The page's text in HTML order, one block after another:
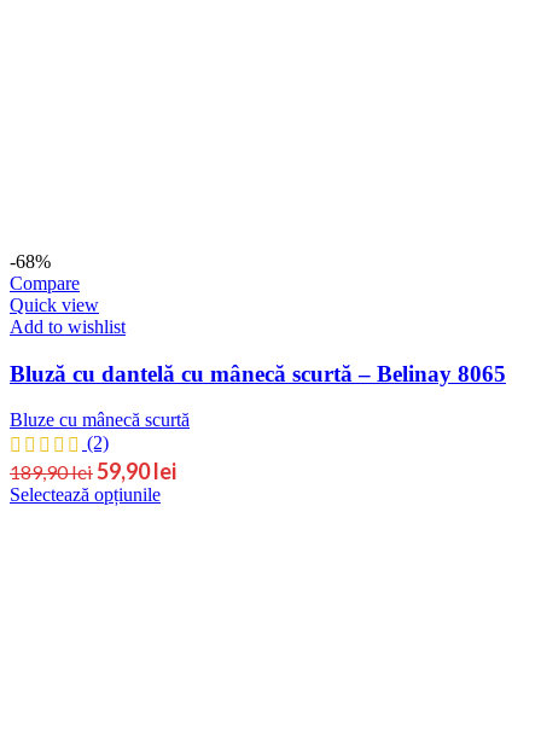
-68%
Compare
Quick view
Add to wishlist
Bluză cu dantelă cu mânecă scurtă – Belinay 8065
Bluze cu mânecă scurtă
(2)
189,90lei59,90lei
Selectează opțiunile